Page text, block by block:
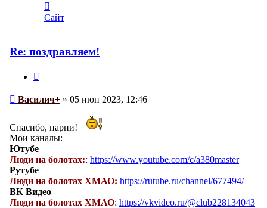
информация
пользователя
Сайт
Re: поздравляем!
Сообщение
Василич+ » 05 июн 2023, 12:46
Спасибо, парни!
Мои каналы:
Ютубе
Люди на болотах:: https://www.youtube.com/c/a380master
Рутубе
Люди на болотах ХМАО: https://rutube.ru/channel/677494/
ВК Видео
Люди на болотах ХМАО: https://vkvideo.ru/@club228134043